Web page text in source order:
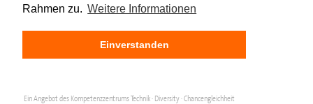
Rahmen zu. Weitere Informationen
Einverstanden
Ein Angebot des Kompetenzzentrums Technik · Diversity · Chancengleichheit